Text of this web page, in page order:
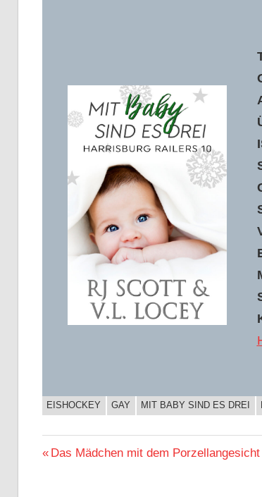
BUCHIGES
EISHOCKEY GAY MIT BABY SIND ES DREI
Beitragsnavigation
Vorheriger
Das Mädchen mit dem Porzellangesicht